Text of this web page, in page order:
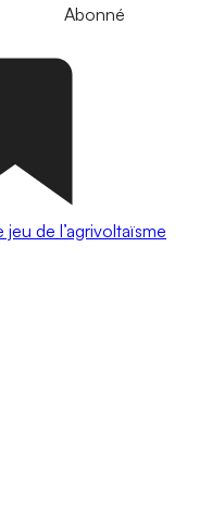
Abonné
de l’agrivoltaïsme